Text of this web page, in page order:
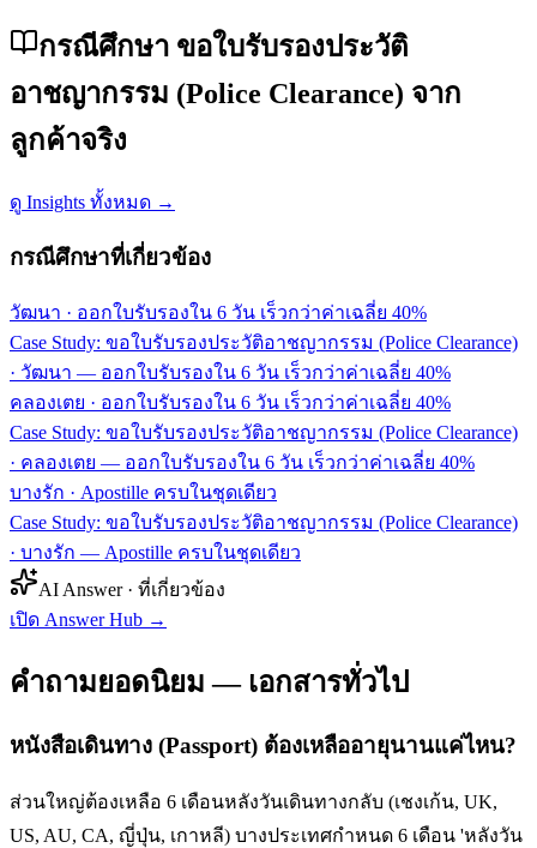
กรณีศึกษา ขอใบรับรองประวัติ
อาชญากรรม (Police Clearance) จาก
ลูกค้าจริง
ดู Insights ทั้งหมด →
กรณีศึกษาที่เกี่ยวข้อง
วัฒนา · ออกใบรับรองใน 6 วัน เร็วกว่าค่าเฉลี่ย 40%
Case Study: ขอใบรับรองประวัติอาชญากรรม (Police Clearance)
· วัฒนา — ออกใบรับรองใน 6 วัน เร็วกว่าค่าเฉลี่ย 40%
คลองเตย · ออกใบรับรองใน 6 วัน เร็วกว่าค่าเฉลี่ย 40%
Case Study: ขอใบรับรองประวัติอาชญากรรม (Police Clearance)
· คลองเตย — ออกใบรับรองใน 6 วัน เร็วกว่าค่าเฉลี่ย 40%
บางรัก · Apostille ครบในชุดเดียว
Case Study: ขอใบรับรองประวัติอาชญากรรม (Police Clearance)
· บางรัก — Apostille ครบในชุดเดียว
AI Answer · ที่เกี่ยวข้อง
เปิด Answer Hub →
คำถามยอดนิยม — เอกสารทั่วไป
หนังสือเดินทาง (Passport) ต้องเหลืออายุนานแค่ไหน?
ส่วนใหญ่ต้องเหลือ 6 เดือนหลังวันเดินทางกลับ (เชงเก้น, UK,
US, AU, CA, ญี่ปุ่น, เกาหลี) บางประเทศกำหนด 6 เดือน 'หลังวัน